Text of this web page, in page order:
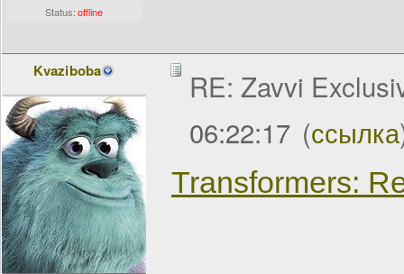
Status:offline
Kvaziboba
RE: Zavvi
06:22:17 (ссылка
Transformers: